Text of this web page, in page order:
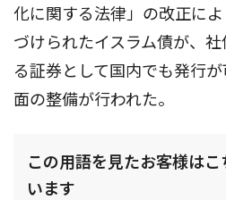
化に関する法律」の改正に
づけられたイスラム債が、
る証券として国内でも発行
面の整備が行われた。
この用語を見たお客様は
います